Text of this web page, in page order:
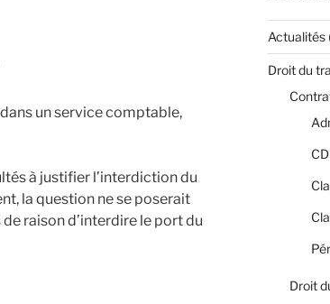
dans un service comptable,
à justifier l’interdiction du
la question ne se poserait
de raison d’interdire le port du
Actualités
Droit du
Droit